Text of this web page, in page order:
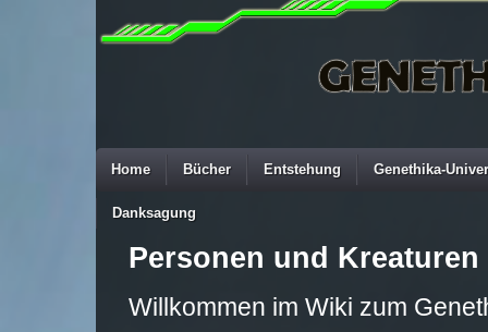
Home Bücher Entstehung Genethika-
Danksagung
Personen und Kreaturen
Willkommen im Wiki zum